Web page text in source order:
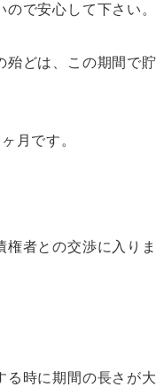
で安心して下さい。
殆どは、この期間で貯
月です。
者との交渉に入りま
る時に期間の長さが大